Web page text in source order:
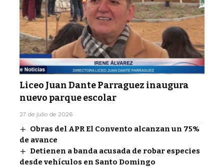
Liceo Juan Dante Parraguez inaugura
nuevo parque escolar
27 de julio de 2026
Obras del APR El Convento alcanzan un 75%
de avance
Detienen a banda acusada de robar especies
desde vehículos en Santo Domingo